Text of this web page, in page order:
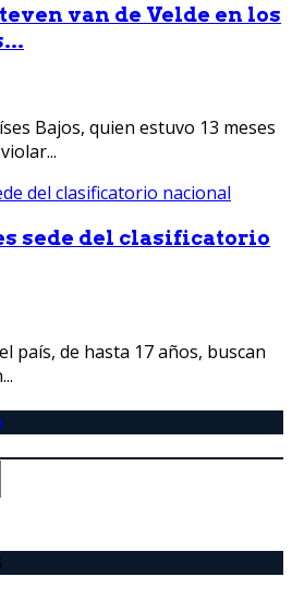
van de Velde en los
Bajos, quien estuvo 13 meses
sede del clasificatorio
país, de hasta 17 años, buscan